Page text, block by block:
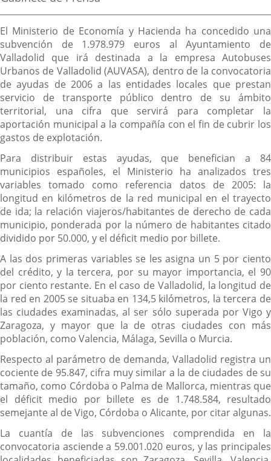
externa.externa.
noticia
la
noticia
Descripción
El Ministerio de Economía y Hacienda ha concedido una
subvención de 1.978.979 euros al Ayuntamiento de
Valladolid que irá destinada a la empresa Autobuses
Urbanos de Valladolid (AUVASA), dentro de la convocatoria
de ayudas de 2006 a las entidades locales que prestan
servicio de transporte público dentro de su ámbito
territorial, una cifra que servirá para completar la
aportación municipal a la compañía con el fin de cubrir los
gastos de explotación.
Para distribuir estas ayudas, que benefician a 84
municipios españoles, el Ministerio ha analizados tres
variables tomado como referencia datos de 2005: la
longitud en kilómetros de la red municipal en el trayecto
de ida; la relación viajeros/habitantes de derecho de cada
municipio, ponderada por la número de habitantes citado
dividido por 50.000, y el déficit medio por billete.
A las dos primeras variables se les asigna un 5 por ciento
del crédito, y la tercera, por su mayor importancia, el 90
por ciento restante. En el caso de Valladolid, la longitud de
la red en 2005 se situaba en 134,5 kilómetros, la tercera de
las ciudades examinadas, al ser sólo superada por Vigo y
Zaragoza, y mayor que la de otras ciudades con más
población, como Valencia, Málaga, Sevilla o Murcia.
Respecto al parámetro de demanda, Valladolid registra un
cociente de 95.847, cifra muy similar a la de ciudades de su
tamaño, como Córdoba o Palma de Mallorca, mientras que
el déficit medio por billete es de 1.748.584, resultado
semejante al de Vigo, Córdoba o Alicante, por citar algunas.
La cuantía de las subvenciones comprendida en la
convocatoria asciende a 59.001.020 euros, y las principales